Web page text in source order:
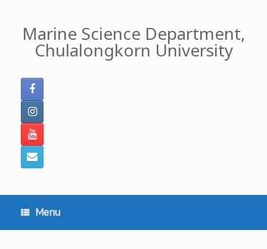
contentMarine Science Department,
Chulalongkorn University
Menu